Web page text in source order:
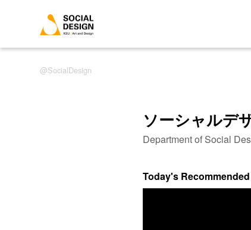
SocialDesign
ソーシャルデ
Department of Social
Today's